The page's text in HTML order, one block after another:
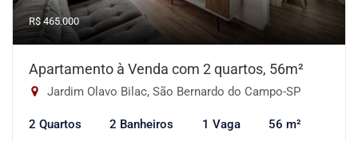
R$ 465.000
Apartamento à Venda com 2 quartos, 56m²
Jardim Olavo Bilac, São Bernardo do Campo-SP
2 Quartos 2 Banheiros 1 Vaga 56 m²